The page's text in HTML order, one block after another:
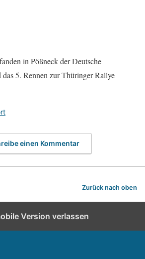
in Pößneck der Deutsche
5. Rennen zur Thüringer Rallye
einen Kommentar
Zurück nach oben
Version verlassen